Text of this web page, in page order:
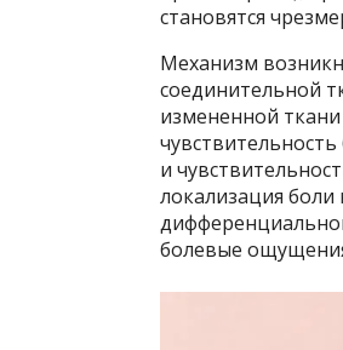
становятся
Механизм
соединительной
измененной
и
локализация
болевые